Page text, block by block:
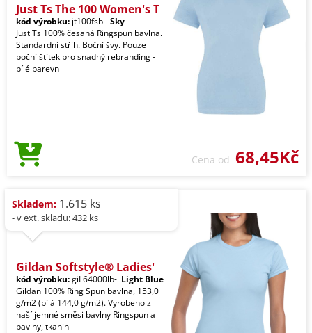
Just Ts The 100 Women's T
kód výrobku: jt100fsb-l Sky
Just Ts 100% česaná Ringspun bavlna.
Standardní střih. Boční švy. Pouze
boční štítek pro snadný rebranding -
bílé barevn
Cena od 68,45Kč
Skladem: 1.615 ks
- v ext. skladu: 432 ks
Gildan Softstyle® Ladies'
kód výrobku:giL64000lb-l Light Blue
Gildan 100% Ring Spun bavlna, 153,0
g/m2 (bílá 144,0 g/m2). Vyrobeno z
naší jemné směsi bavlny Ringspun a
bavlny, tkanin